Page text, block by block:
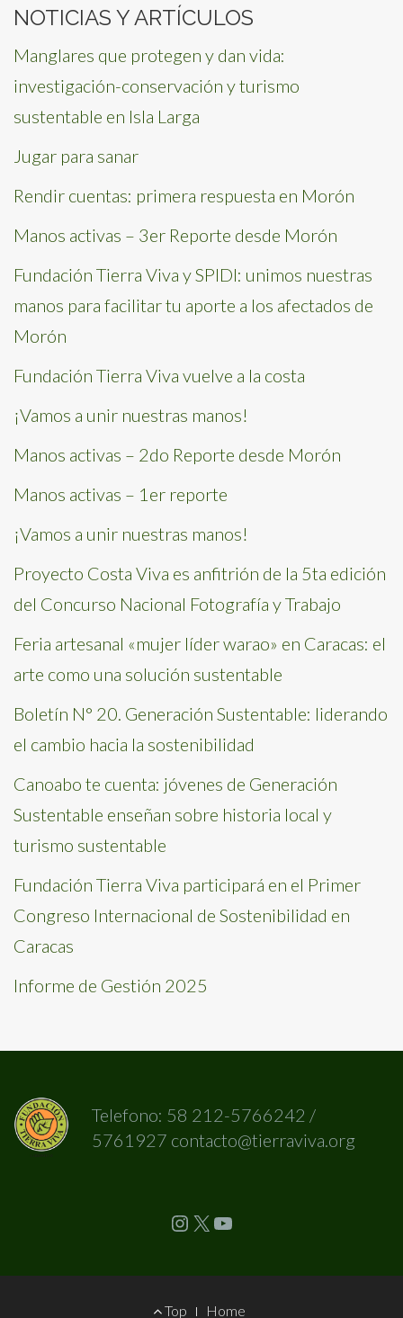
NOTICIAS Y ARTÍCULOS
Manglares que protegen y dan vida:
investigación-conservación y turismo
sustentable en Isla Larga
Jugar para sanar
Rendir cuentas: primera respuesta en Morón
Manos activas – 3er Reporte desde Morón
Fundación Tierra Viva y SPIDI: unimos nuestras
manos para facilitar tu aporte a los afectados de
Morón
Fundación Tierra Viva vuelve a la costa
¡Vamos a unir nuestras manos!
Manos activas – 2do Reporte desde Morón
Manos activas – 1er reporte
¡Vamos a unir nuestras manos!
Proyecto Costa Viva es anfitrión de la 5ta edición
del Concurso Nacional Fotografía y Trabajo
Feria artesanal «mujer líder warao» en Caracas: el
arte como una solución sustentable
Boletín N° 20. Generación Sustentable: liderando
el cambio hacia la sostenibilidad
Canoabo te cuenta: jóvenes de Generación
Sustentable enseñan sobre historia local y
turismo sustentable
Fundación Tierra Viva participará en el Primer
Congreso Internacional de Sostenibilidad en
Caracas
Informe de Gestión 2025
Telefono: 58 212-5766242 /
5761927 contacto@tierraviva.org
Instagram X YouTube
Top Home